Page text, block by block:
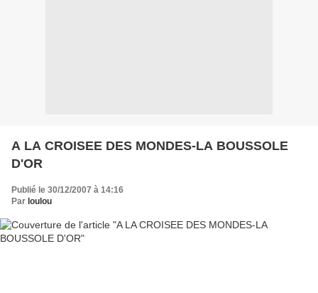
A LA CROISEE DES MONDES-LA BOUSSOLE
D'OR
Publié le 30/12/2007 à 14:16
Par loulou